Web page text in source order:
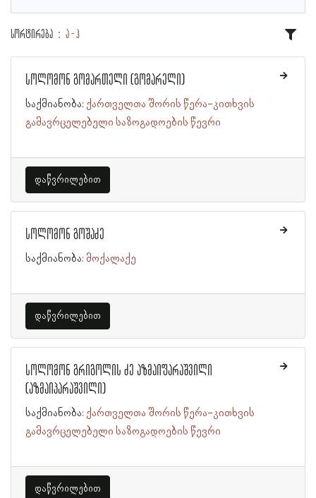
სორტირება ა - ჰ
სოლომონ გომართელი (გომარელი)
საქმიანობა: ქართველთა შორის წერა-კითხვის
გამავრცელებელი საზოგადოების წევრი
დაწვრილებით
სოლომონ გოშაძე
საქმიანობა: მოქალაქე
დაწვრილებით
სოლომონ გრიგოლის ძე აზმაიფარაშვილი
(აზმაიპარაშვილი)
საქმიანობა: ქართველთა შორის წერა-კითხვის
გამავრცელებელი საზოგადოების წევრი
დაწვრილებით